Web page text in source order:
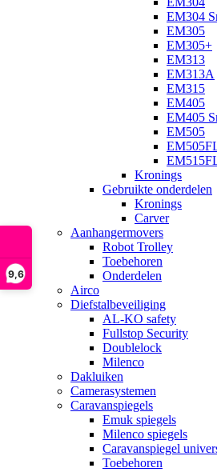
9,6
EM304
EM305
EM305+
EM313
EM313A
EM315
EM405
EM405
EM505
Kronings
Gebruikte onderdelen
Kronings
Carver
Aanhangermovers
Robot Trolley
Toebehoren
Onderdelen
Airco
Diefstalbeveiliging
AL-KO safety
Fullstop Security
Doublelock
Milenco
Dakluiken
Camerasystemen
Caravanspiegels
Emuk spiegels
Milenco spiegels
Caravanspiegel
Toebehoren